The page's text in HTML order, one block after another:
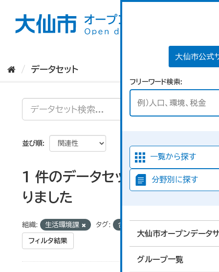
大仙市公式
フリーワード検索
一覧から探す
分野別に探す
大仙市オープンデータ
グループ一覧
データセット
並び順
1 件のデータセットが見つか
りました
組織: 生活環境課 タグ: 合併浄化槽
フィルタ結果